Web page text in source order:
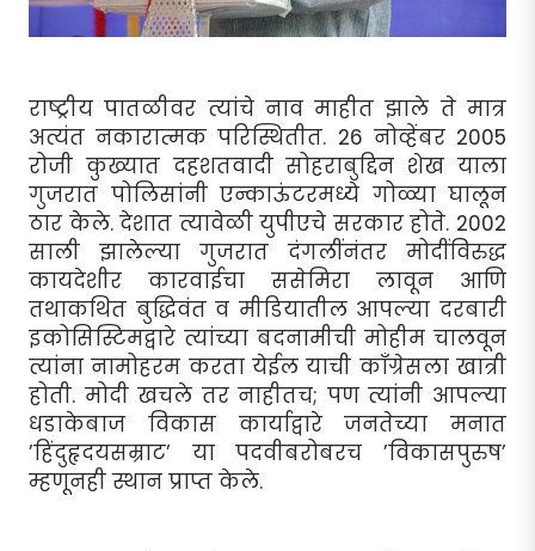
राष्ट्रीय पातळीवर त्यांचे नाव माहीत झाले ते मात्र
अत्यंत नकारात्मक परिस्थितीत. 26 नोव्हेंबर 2005
रोजी कुख्यात दहशतवादी सोहराबुद्दिन शेख याला
गुजरात पोलिसांनी एन्काऊंटरमध्ये गोळ्या घालून
ठार केले. देशात त्यावेळी युपीएचे सरकार होते. 2002
साली झालेल्या गुजरात दंगलींनंतर मोदींविरुद्ध
कायदेशीर कारवाईचा ससेमिरा लावून आणि
तथाकथित बुद्धिवंत व मीडियातील आपल्या दरबारी
इकोसिस्टिमद्वारे त्यांच्या बदनामीची मोहीम चालवून
त्यांना नामोहरम करता येईल याची काँग्रेसला खात्री
होती. मोदी खचले तर नाहीतच; पण त्यांनी आपल्या
धडाकेबाज विकास कार्याद्वारे जनतेच्या मनात
’हिंदुहृदयसम्राट’ या पदवीबरोबरच ’विकासपुरुष’
म्हणूनही स्थान प्राप्त केले.